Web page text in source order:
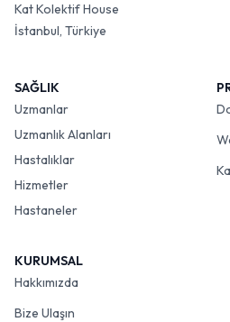
Kat Kolektif House
İstanbul, Türkiye
SAĞLIK
Uzmanlar
Uzmanlık Alanları
Hastalıklar
Hizmetler
Hastaneler
KURUMSAL
Hakkımızda
Bize Ulaşın